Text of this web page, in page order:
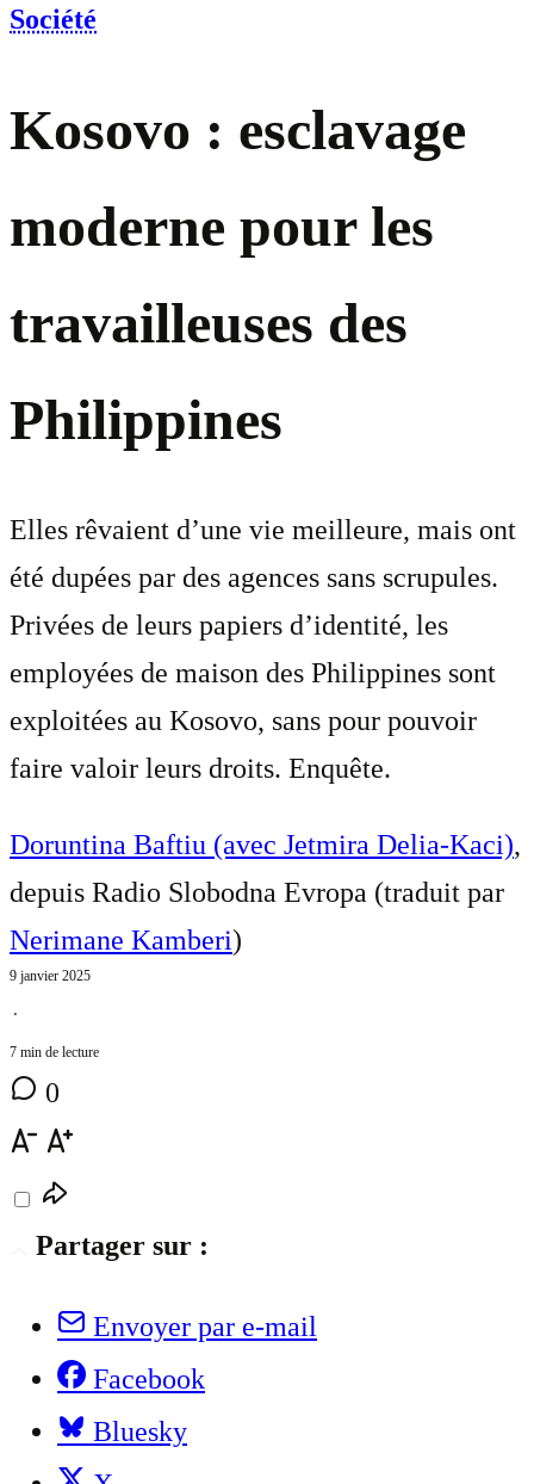
Société
Kosovo : esclavage
moderne pour les
travailleuses des
Philippines
Elles rêvaient d’une vie meilleure, mais ont
été dupées par des agences sans scrupules.
Privées de leurs papiers d’identité, les
employées de maison des Philippines sont
exploitées au Kosovo, sans pour pouvoir
faire valoir leurs droits. Enquête.
Doruntina Baftiu (avec Jetmira Delia-Kaci),
depuis Radio Slobodna Evropa (traduit par
Nerimane Kamberi)
9 janvier 2025
⋅
7 min de lecture
0
Partager sur :
Envoyer par e-mail
Facebook
Bluesky